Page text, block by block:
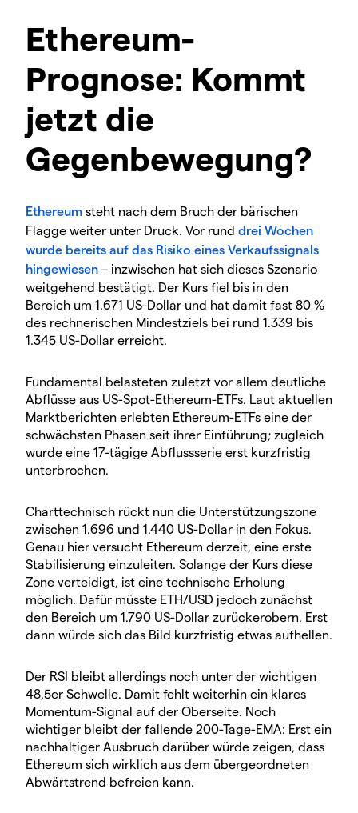
Ethereum-
Prognose: Kommt
jetzt die
Gegenbewegung?
Ethereum steht nach dem Bruch der bärischen
Flagge weiter unter Druck. Vor rund drei Wochen
wurde bereits auf das Risiko eines Verkaufssignals
hingewiesen – inzwischen hat sich dieses Szenario
weitgehend bestätigt. Der Kurs fiel bis in den
Bereich um 1.671 US-Dollar und hat damit fast 80 %
des rechnerischen Mindestziels bei rund 1.339 bis
1.345 US-Dollar erreicht.
Fundamental belasteten zuletzt vor allem deutliche
Abflüsse aus US-Spot-Ethereum-ETFs. Laut aktuellen
Marktberichten erlebten Ethereum-ETFs eine der
schwächsten Phasen seit ihrer Einführung; zugleich
wurde eine 17-tägige Abflussserie erst kurzfristig
unterbrochen.
Charttechnisch rückt nun die Unterstützungszone
zwischen 1.696 und 1.440 US-Dollar in den Fokus.
Genau hier versucht Ethereum derzeit, eine erste
Stabilisierung einzuleiten. Solange der Kurs diese
Zone verteidigt, ist eine technische Erholung
möglich. Dafür müsste ETH/USD jedoch zunächst
den Bereich um 1.790 US-Dollar zurückerobern. Erst
dann würde sich das Bild kurzfristig etwas aufhellen.
Der RSI bleibt allerdings noch unter der wichtigen
48,5er Schwelle. Damit fehlt weiterhin ein klares
Momentum-Signal auf der Oberseite. Noch
wichtiger bleibt der fallende 200-Tage-EMA: Erst ein
nachhaltiger Ausbruch darüber würde zeigen, dass
Ethereum sich wirklich aus dem übergeordneten
Abwärtstrend befreien kann.